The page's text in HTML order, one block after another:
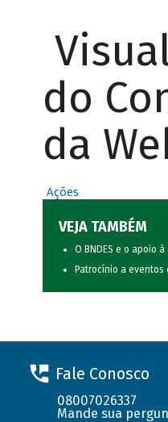
do
da
Ações
VEJA TAMBÉM
O BNDES e o apoio
Patrocínio a eventos
Fale Conosco
08007026337
Mande sua